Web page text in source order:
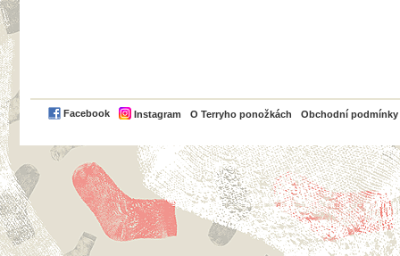
Facebook Instagram O Terryho ponožkách Obchodní podmínky
PayPal